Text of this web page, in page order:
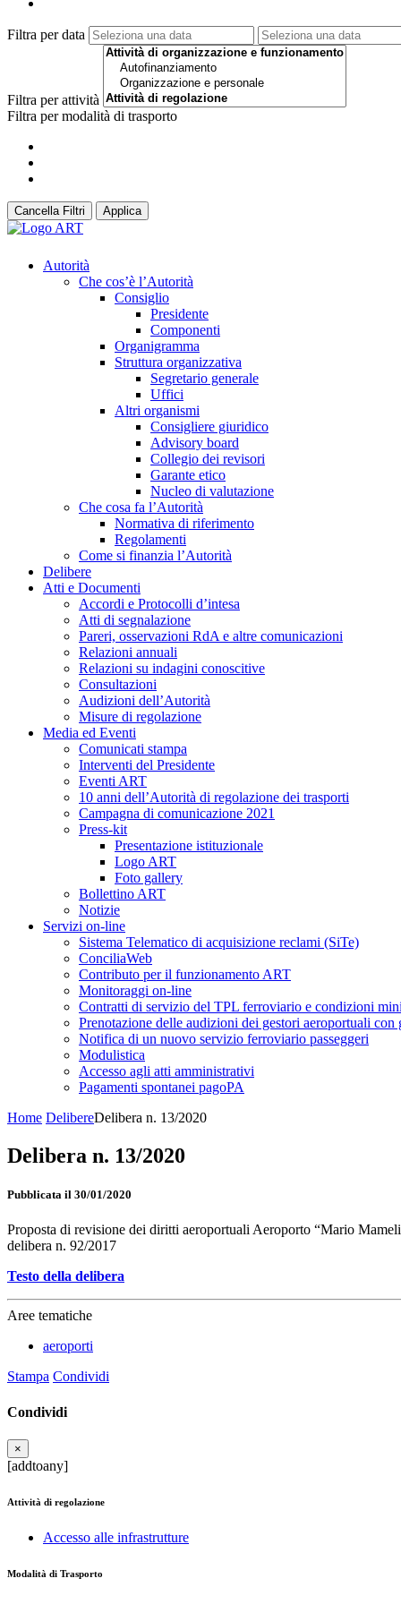
Filtra per data
Filtra per attività
Filtra per modalità di trasporto
Cancella Filtri Applica
Autorità
Che cos’è l’Autorità
Consiglio
Presidente
Componenti
Organigramma
Struttura organizzativa
Segretario generale
Uffici
Altri organismi
Consigliere giuridico
Advisory board
Collegio dei revisori
Garante etico
Nucleo di valutazione
Che cosa fa l’Autorità
Normativa di riferimento
Regolamenti
Come si finanzia l’Autorità
Delibere
Atti e Documenti
Accordi e Protocolli d’intesa
Atti di segnalazione
Pareri, osservazioni RdA e altre comunicazioni
Relazioni annuali
Relazioni su indagini conoscitive
Consultazioni
Audizioni dell’Autorità
Misure di regolazione
Media ed Eventi
Comunicati stampa
Interventi del Presidente
Eventi ART
10 anni dell’Autorità di regolazione dei trasporti
Campagna di comunicazione 2021
Press-kit
Presentazione istituzionale
Logo ART
Foto gallery
Bollettino ART
Notizie
Servizi on-line
Sistema Telematico di acquisizione reclami (SiTe)
ConciliaWeb
Contributo per il funzionamento ART
Monitoraggi on-line
Contratti di servizio del TPL ferroviario e condizioni
Prenotazione delle audizioni dei gestori aeroportuali con
Notifica di un nuovo servizio ferroviario passeggeri
Modulistica
Accesso agli atti amministrativi
Pagamenti spontanei pagoPA
Home DelibereDelibera n. 13/2020
Delibera n. 13/2020
Pubblicata il 30/01/2020
Proposta di revisione dei diritti aeroportuali Aeroporto “Mario
delibera n. 92/2017
Testo della delibera
Aree tematiche
aeroporti
Stampa Condividi
Condividi
×
[addtoany]
Attività di regolazione
Accesso alle infrastrutture
Modalità di Trasporto